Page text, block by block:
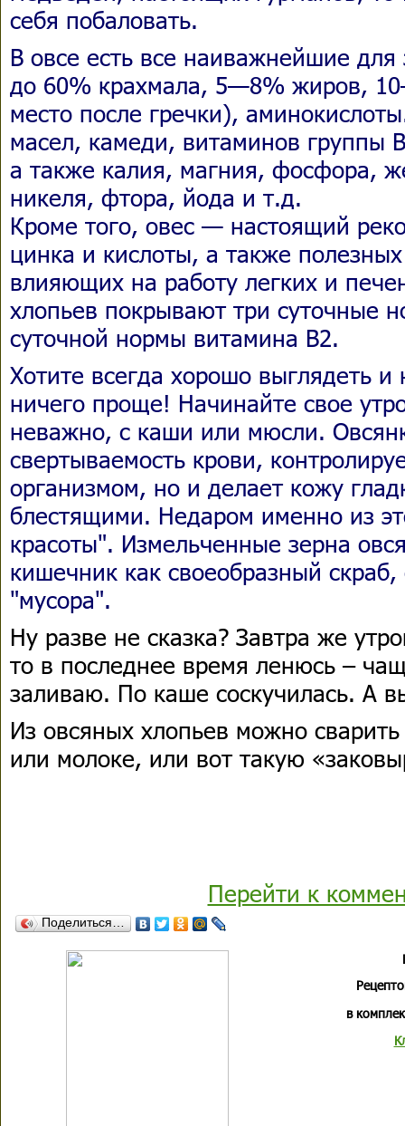
себя побаловать.
В овсе есть все наиважнейшие
до 60% крахмала, 5—8% жиров,
место после гречки),
масел, камеди, витаминов группы
а также калия, магния, фосфора,
никеля, фтора, йода и т.д.
Кроме того, овес — настоящий
цинка и кислоты, а также
влияющих на работу легких и
хлопьев покрывают три суточные
суточной нормы витамина В2.
Хотите всегда хорошо выглядеть и
ничего проще! Начинайте свое
неважно, с каши или мюсли.
свертываемость крови,
организмом, но и делает кожу
блестящими. Недаром именно из
красоты". Измельченные зерна
кишечник как своеобразный
"мусора".
Ну разве не сказка? Завтра же
то в последнее время ленюсь –
заливаю. По каше соскучилась. А
Из овсяных хлопьев можно
или молоке, или вот такую
Перейти к
Поделиться…
в